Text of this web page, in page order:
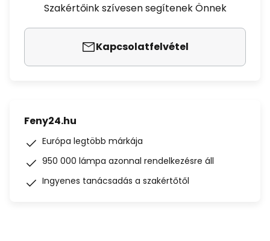
Szakértőink szívesen segítenek Önnek
Kapcsolatfelvétel
Feny24.hu
Európa legtöbb márkája
950 000 lámpa azonnal rendelkezésre áll
Ingyenes tanácsadás a szakértőtől